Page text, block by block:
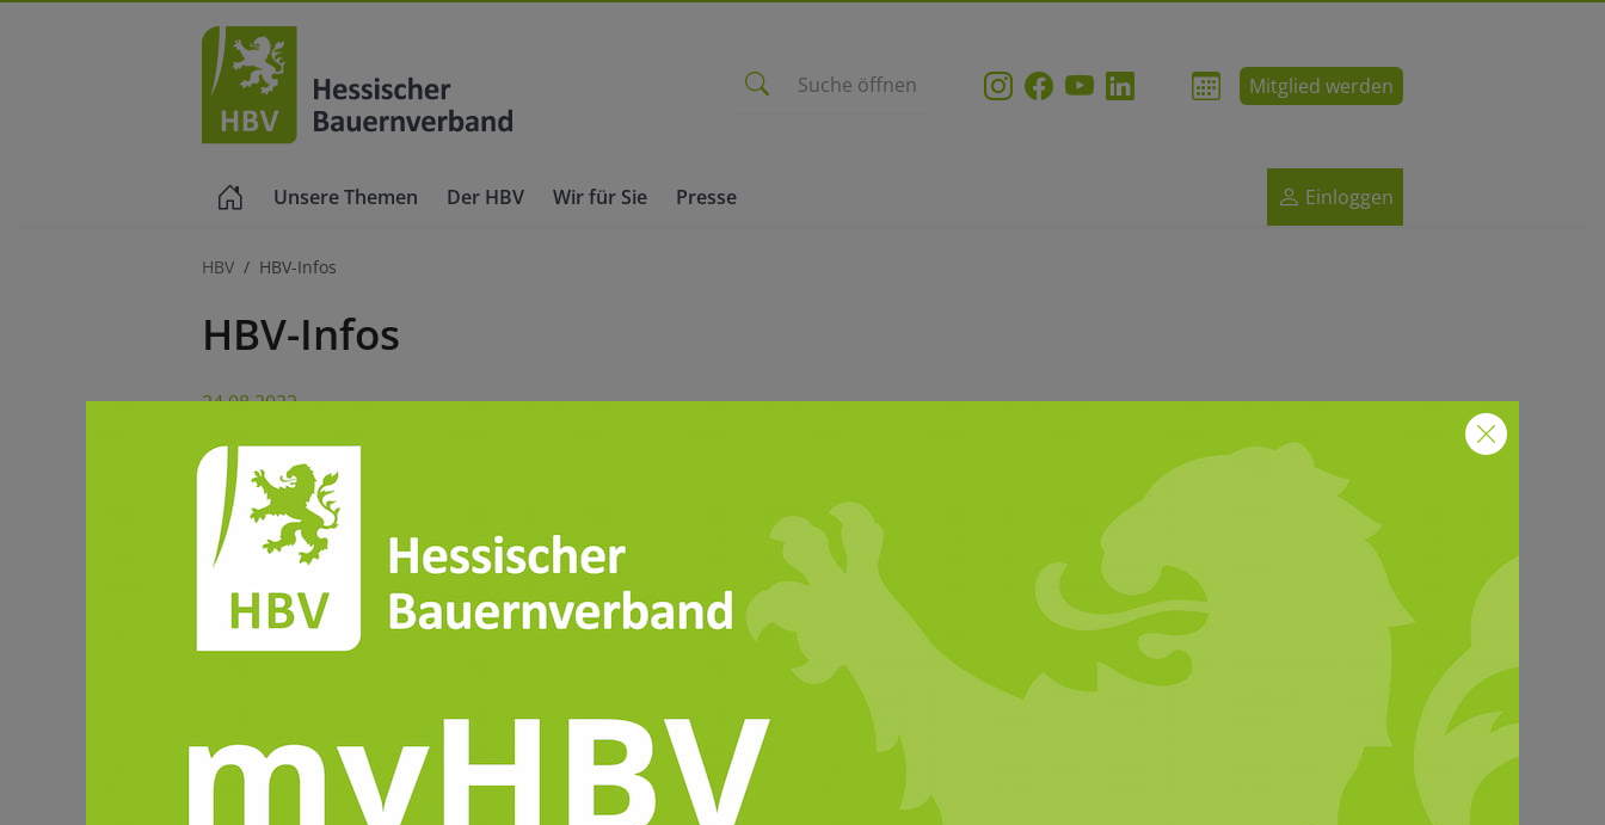
Suche öffnen Mitglied werden
Einloggen
Unsere Themen Der HBV Wir für Sie Presse
HBV HBV-Infos
HBV-Infos
24.08.2022
Agrar- und verbandspolitische Nachrichten
Teilen auf:
FÜR MITGLIEDER